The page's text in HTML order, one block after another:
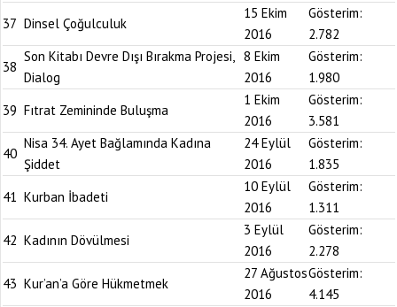
37 Dinsel Çoğulculuk
15 Ekim
2016
Gösterim:
2.782
38
Son Kitabı Devre Dışı Bırakma Projesi,
Dialog
8 Ekim
2016
Gösterim:
1.980
39 Fıtrat Zemininde Buluşma
1 Ekim
2016
Gösterim:
3.581
40
Nisa 34. Ayet Bağlamında Kadına
Şiddet
24 Eylül
2016
Gösterim:
1.835
41 Kurban İbadeti
10 Eylül
2016
Gösterim:
1.311
42 Kadının Dövülmesi
3 Eylül
2016
Gösterim:
2.278
43 Kur’an’a Göre Hükmetmek
27 Ağustos
2016
Gösterim:
4.145